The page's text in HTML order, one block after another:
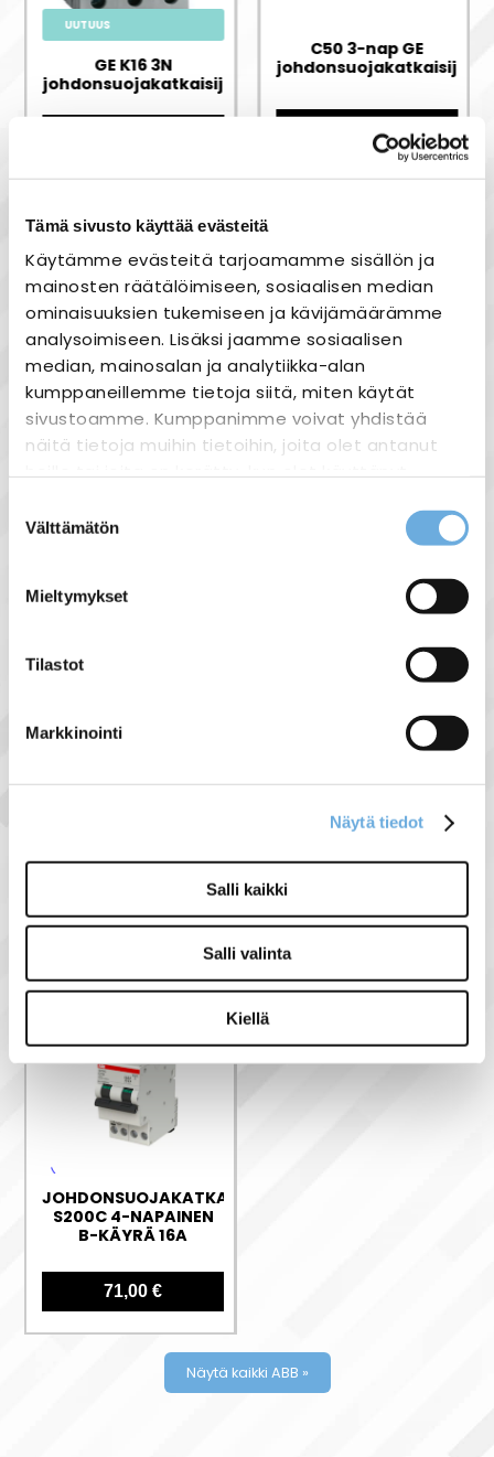
Tämä sivusto käyttää evästeitä
Käytämme evästeitä tarjoamamme sisällön ja
mainosten räätälöimiseen, sosiaalisen median
ominaisuuksien tukemiseen ja kävijämäärämme
analysoimiseen. Lisäksi jaamme sosiaalisen
median, mainosalan ja analytiikka-alan
kumppaneillemme tietoja siitä, miten käytät
sivustoamme. Kumppanimme voivat yhdistää
näitä tietoja muihin tietoihin, joita olet antanut
heille tai joita on kerätty, kun olet käyttänyt
valinta
Välttämätön
Mieltymykset
Tilastot
Markkinointi
Näytä tiedot
Salli kaikki
Salli valinta
Kiellä
UUTUUS
GE K16 3N
johdonsuojakatkaisija
C50 3-nap GE
johdonsuojakatkaisija
35,00 €
Näytä kaikki GE »
Hager
HAGER SFT125 1-0-2
16,90 €
C16 Hager
johdonsuojakatk. JL
ABB
JOHDONSUOJAKATKAISIJA
S200C 4-NAPAINEN
B-KÄYRÄ 16A
71,00 €
Näytä kaikki ABB »